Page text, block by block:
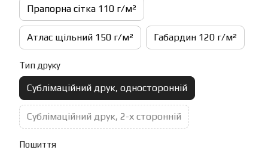
Прапорна сітка 110 г/м²
Атлас щільний 150 г/м² Габардин 120 г/м²
Тип друку
Сублімаційний друк, односторонній
Сублімаційний друк, 2-х сторонній
Пошиття